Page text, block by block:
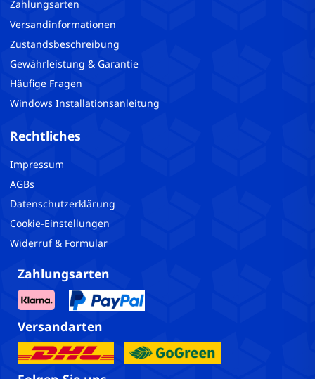
Zahlungsarten
Versandinformationen
Zustandsbeschreibung
Gewährleistung & Garantie
Häufige Fragen
Windows Installationsanleitung
Rechtliches
Impressum
AGBs
Datenschutzerklärung
Cookie-Einstellungen
Widerruf & Formular
Zahlungsarten
Versandarten